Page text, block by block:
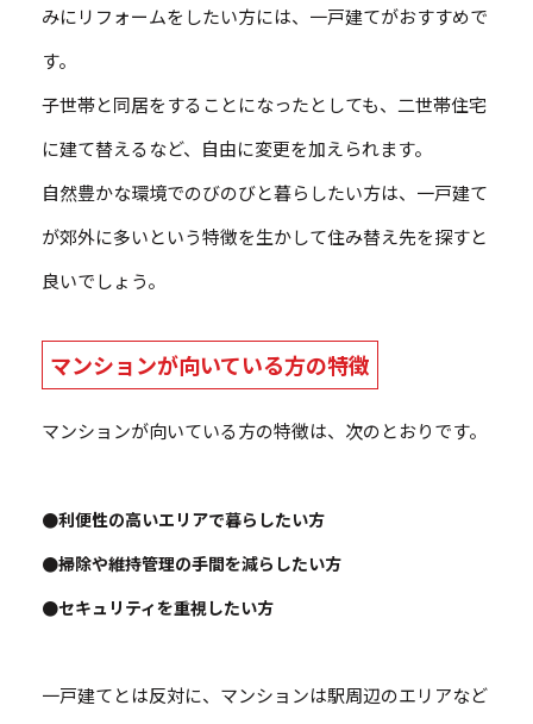
みにリフォームをしたい方には、一戸建てがおすすめで
す。
子世帯と同居をすることになったとしても、二世帯住宅
に建て替えるなど、自由に変更を加えられます。
自然豊かな環境でのびのびと暮らしたい方は、一戸建て
が郊外に多いという特徴を生かして住み替え先を探すと
良いでしょう。
マンションが向いている方の特徴
マンションが向いている方の特徴は、次のとおりです。
●利便性の高いエリアで暮らしたい方
●掃除や維持管理の手間を減らしたい方
●セキュリティを重視したい方
一戸建てとは反対に、マンションは駅周辺のエリアなど